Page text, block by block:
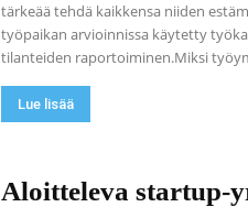
tärkeää tehdä kaikkensa niiden
työpaikan arvioinnissa käytetty
tilanteiden raportoiminen.Miksi
Lue lisää
Aloitteleva startup-